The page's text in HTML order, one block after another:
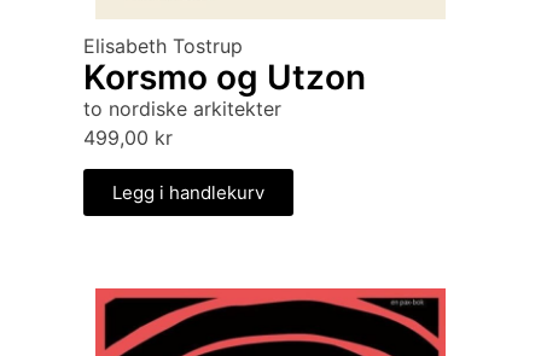
Elisabeth Tostrup
Korsmo og Utzon
to nordiske arkitekter
499,00 kr
Legg i handlekurv